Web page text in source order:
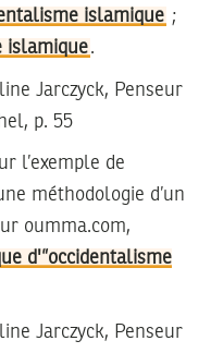
islamique ;
islamique.
Jarczyck, Penseur
p. 55
l’exemple de
méthodologie d’un
oumma.com,
d'”occidentalisme
Jarczyck, Penseur